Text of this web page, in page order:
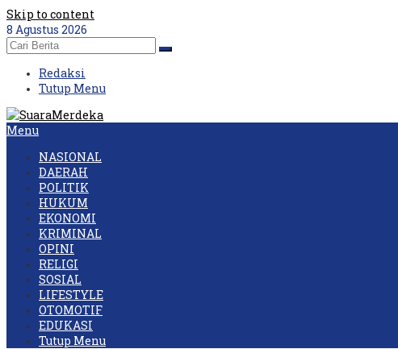
Skip to content
8 Agustus 2026
Redaksi
Tutup Menu
Menu
NASIONAL
DAERAH
POLITIK
HUKUM
EKONOMI
KRIMINAL
OPINI
RELIGI
SOSIAL
LIFESTYLE
OTOMOTIF
EDUKASI
Tutup Menu